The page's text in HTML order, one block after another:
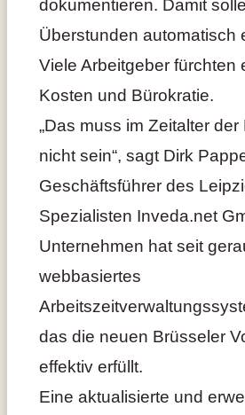
dokumentieren. Damit
Überstunden automatisch
Viele Arbeitgeber fürchten
Kosten und Bürokratie.
„Das muss im Zeitalter
nicht sein“, sagt Dirk
Geschäftsführer des
Spezialisten Inveda.net
Unternehmen hat seit
webbasiertes
das die neuen Brüsseler
effektiv erfüllt.
Eine aktualisierte und